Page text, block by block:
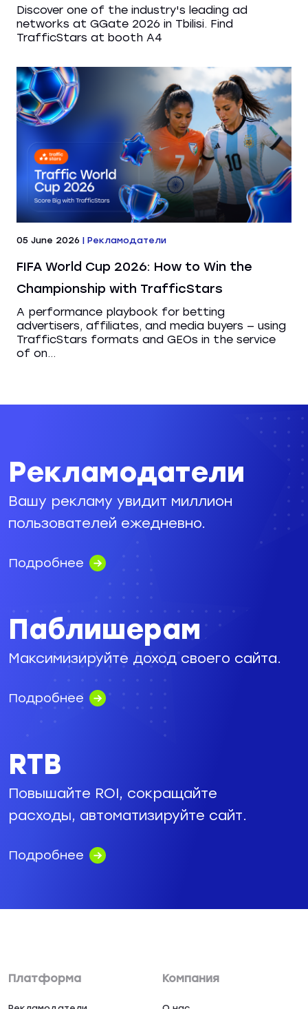
Discover one of the industry's leading ad
networks at GGate 2026 in Tbilisi. Find
TrafficStars at booth A4
05 June 2026 | Рекламодатели
FIFA World Cup 2026: How to Win the
Championship with TrafficStars
A performance playbook for betting
advertisers, affiliates, and media buyers — using
TrafficStars formats and GEOs in the service
of on...
Рекламодатели
Вашу рекламу увидит миллион
пользователей ежедневно.
Подробнее
Паблишерам
Максимизируйте доход своего сайта.
Подробнее
RTB
Повышайте ROI, сокращайте
расходы, автоматизируйте сайт.
Подробнее
Платформа Компания